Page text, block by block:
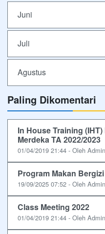
Juni
Juli
Agustus
Paling Dikomentari
In House Training
Merdeka TA 2022/2023
01/04/2019 21:44 - Oleh
Program Makan
19/09/2025 07:52 - Oleh
Class Meeting 2022
01/04/2019 21:44 - Oleh